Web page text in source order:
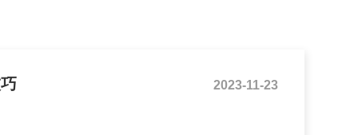
2023-11-23